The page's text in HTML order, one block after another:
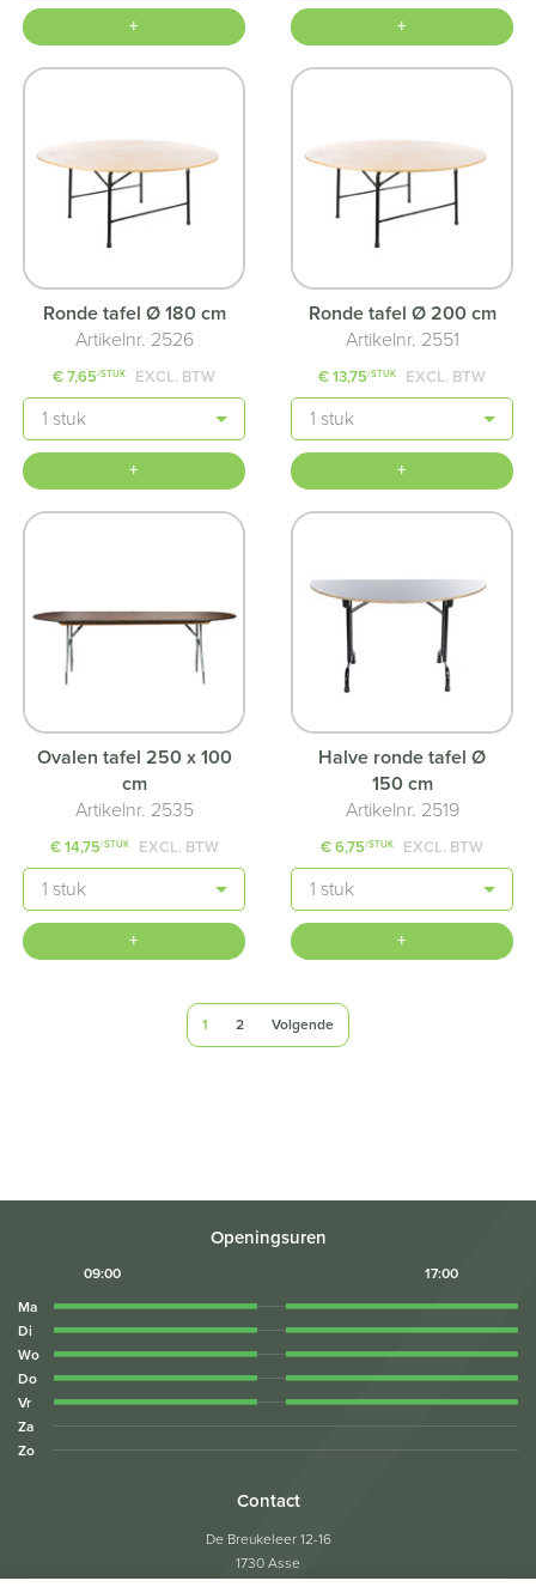
+ +
Ronde tafel Ø 180 cm
Artikelnr. 2526
€ 7,65/STUK EXCL. BTW
Aantal
+
Ronde tafel Ø 200 cm
Artikelnr. 2551
€ 13,75/STUK EXCL. BTW
Aantal
+
Ovalen tafel 250 x 100
cm
Artikelnr. 2535
€ 14,75/STUK EXCL. BTW
Aantal
+
Halve ronde tafel Ø
150 cm
Artikelnr. 2519
€ 6,75/STUK EXCL. BTW
Aantal
+
1 2 Volgende
Openingsuren
09:00
17:00
Ma
Di
Wo
Do
Vr
Za
Zo
Contact
De Breukeleer 12-16
1730 Asse